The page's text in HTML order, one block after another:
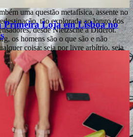
Loja em Lisboa no
uma questão metafísica, assente no
tão explorada ao longo dos
desde Nietzsche a Diderot.
os homens são o que são e não
coisa: seja por livre arbítrio, seja
vontade deve ser a lei a seguir e o
que tenha como destino a perdição.
ao grande ecrã pelo conceituado
Malcolm McDowell no papel de
o Óscar de Melhor Filme nesse ano,
censura, chegando inclusive a ser
ao uso excessivo e explícito de
todas estas contrariedades, o filme foi
hoje é aclamado pelos críticos